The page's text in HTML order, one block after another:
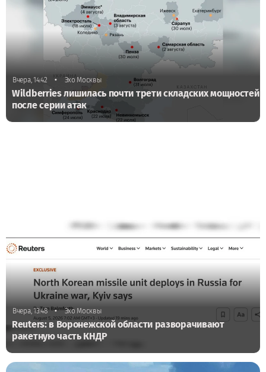
Вчера, 14:42 • Эхо Москвы
Wildberries лишилась почти трети складских мощностей
после серии атак
Вчера, 13:48 • Эхо Москвы
Reuters: в Воронежской области разворачивают
ракетную часть КНДР